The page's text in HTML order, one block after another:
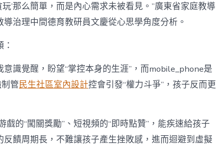
’那么簡單，而是內心需求未被看見。”廣東省家庭教導
治理中間德育教研員文慶從心思學角度分析。
識覺醒，盼望“掌控本身的生涯”，而mobile_phone是
管民生社區室內設計控會引發“權力斗爭”，孩子反而更
的“闖關獎勵”、短視頻的“即時點贊”，能疾速給孩子
饋周期長，不難讓孩子產生挫敗感，進而迴避到虛擬